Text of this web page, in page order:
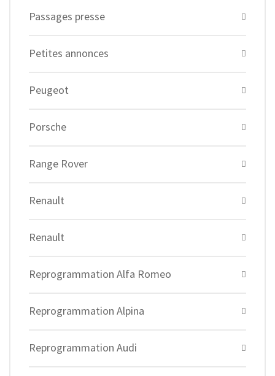
Passages presse
Petites annonces
Peugeot
Porsche
Range Rover
Renault
Renault
Reprogrammation Alfa Romeo
Reprogrammation Alpina
Reprogrammation Audi